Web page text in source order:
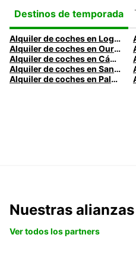
Destinos de temporada
Alquiler de coches en Logroño
Alquiler de coches en Ourense
Alquiler de coches en Cádiz
Alquiler de coches en Santander
Alquiler de coches en Palma
Nuestras alianzas
Ver todos los partners